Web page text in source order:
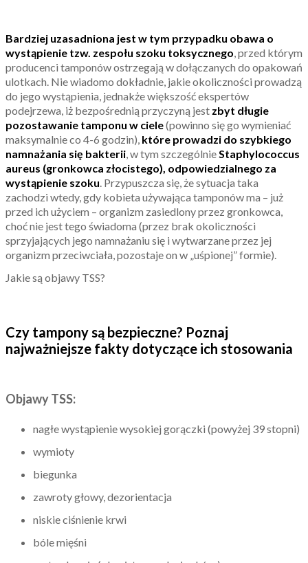
Bardziej uzasadniona jest w tym przypadku obawa o
wystąpienie tzw. zespołu szoku toksycznego , przed którym
producenci tamponów ostrzegają w dołączanych do opakowań
ulotkach. Nie wiadomo dokładnie, jakie okoliczności prowadzą
do jego wystąpienia, jednakże większość ekspertów
podejrzewa, iż bezpośrednią przyczyną jest zbyt długie
pozostawanie tamponu w ciele(powinno się go wymieniać
maksymalnie co 4-6 godzin), które prowadzi do szybkiego
namnażania się bakterii , w tym szczególnie Staphylococcus
aureus (gronkowca złocistego), odpowiedzialnego za
wystąpienie szoku . Przypuszcza się, że sytuacja taka
zachodzi wtedy, gdy kobieta używająca tamponów ma – już
przed ich użyciem – organizm zasiedlony przez gronkowca,
choć nie jest tego świadoma (przez brak okoliczności
sprzyjających jego namnażaniu się i wytwarzane przez jej
organizm przeciwciała, pozostaje on w „uśpionej” formie).
Jakie są objawy TSS?
Czy tampony są bezpieczne? Poznaj
najważniejsze fakty dotyczące ich stosowania
Objawy TSS:
nagłe wystąpienie wysokiej gorączki (powyżej 39 stopni)
wymioty
biegunka
zawroty głowy, dezorientacja
niskie ciśnienie krwi
bóle mięśni